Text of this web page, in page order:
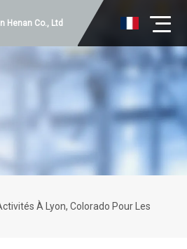
Henan Co., Ltd
À Lyon, Colorado Pour Les